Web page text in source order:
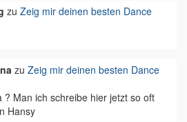
zu Zeig mir deinen besten Dance
zu Zeig mir deinen besten Dance
? Man ich schreibe hier jetzt so oft
Hansy